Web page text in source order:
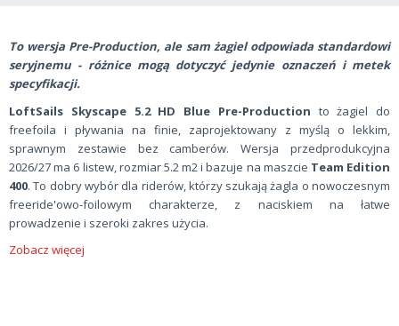
To wersja Pre-Production, ale sam żagiel odpowiada standardowi
seryjnemu - różnice mogą dotyczyć jedynie oznaczeń i metek
specyfikacji.
LoftSails Skyscape 5.2 HD Blue Pre-Production to żagiel do
freefoila i pływania na finie, zaprojektowany z myślą o lekkim,
sprawnym zestawie bez camberów. Wersja przedprodukcyjna
2026/27 ma 6 listew, rozmiar 5.2 m2 i bazuje na maszcie Team Edition
400. To dobry wybór dla riderów, którzy szukają żagla o nowoczesnym
freeride'owo-foilowym charakterze, z naciskiem na łatwe
prowadzenie i szeroki zakres użycia.
Zobacz więcej